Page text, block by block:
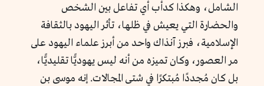
الشامل، وهكذا كدأب أي تفاعل بين الشخص
والحضارة التي يعيش في ظلها، تأثر اليهود بالثقافة
الإسلامية، فبرز آنذاك واحد من أبرز علماء اليهود على
مر العصور، وكان تميزه من أنه ليس يهوديًّا تقليديًّا،
بل كان مُجددًا مُبتكرًا في شتى المجالات. إنه موسى بن